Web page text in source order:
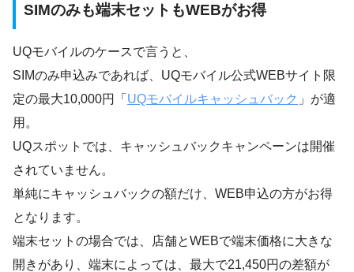
SIMのみも端末セットもWEBがお得
UQモバイルのケースで言うと、
SIMのみ申込みであれば、UQモバイル公式WEBサイト限
定の最大10,000円「 UQモバイルキャッシュバック 」が適
用。
UQスポットでは、キャッシュバックキャンペーンは開催
されていません。
単純にキャッシュバックの額だけ、WEB申込の方がお得
となります。
端末セットの場合では、店舗とWEBで端末価格に大きな
開きがあり、端末によっては、最大で21,450円の差額が